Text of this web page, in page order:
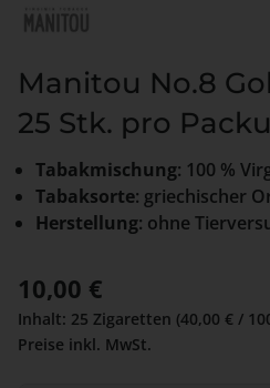
Manitou No.8
25 Stk. pro
Tabakmischung: 100 %
Tabaksorte: griechischer
Herstellung: ohne
Regulärer Preis:
10,00 €
Inhalt: 25 Zigaretten (40,00 € /
Preise inkl. MwSt.